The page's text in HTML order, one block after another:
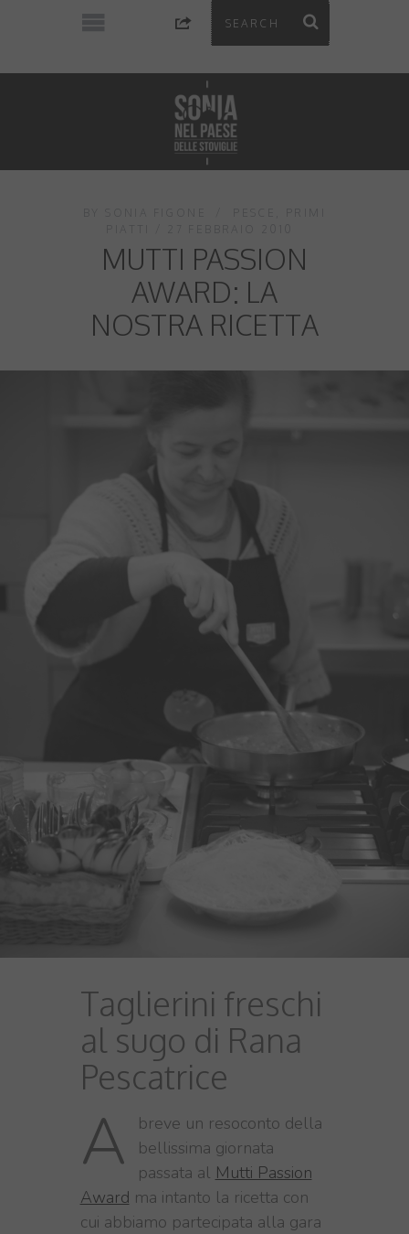
MUTTI PASSION
AWARD: LA
NOSTRA RICETTA
Taglierini freschi
al sugo di Rana
Pescatrice
A
breve un resoconto della
bellissima giornata
passata al Mutti Passion
Award ma intanto la ricetta con
cui abbiamo partecipata alla gara